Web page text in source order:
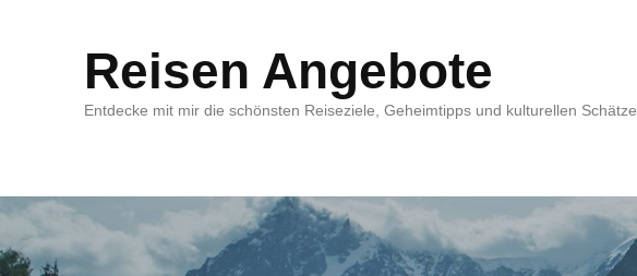
Reisen Angebote
Entdecke mit mir die schönsten Reiseziele, Geheimtipps und kulturellen Schätze.